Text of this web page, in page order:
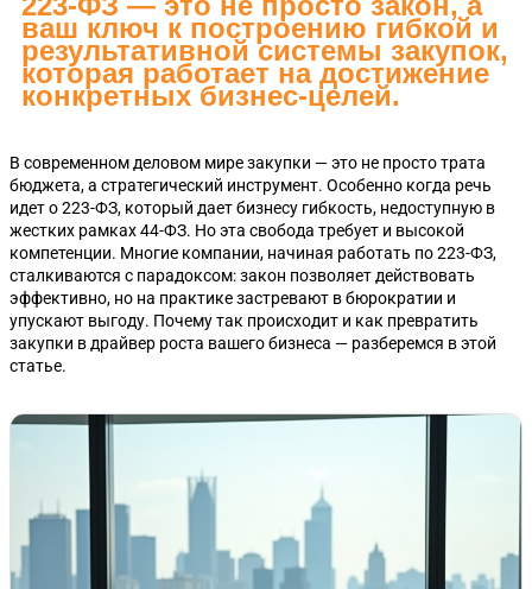
ваш ключ к построению гибкой и
результативной системы закупок,
которая работает на достижение
конкретных бизнес-целей.
В современном деловом мире закупки — это не просто трата
бюджета, а стратегический инструмент. Особенно когда речь
идет о 223-ФЗ, который дает бизнесу гибкость, недоступную в
жестких рамках 44-ФЗ. Но эта свобода требует и высокой
компетенции. Многие компании, начиная работать по 223-ФЗ,
сталкиваются с парадоксом: закон позволяет действовать
эффективно, но на практике застревают в бюрократии и
упускают выгоду. Почему так происходит и как превратить
закупки в драйвер роста вашего бизнеса — разберемся в этой
статье.